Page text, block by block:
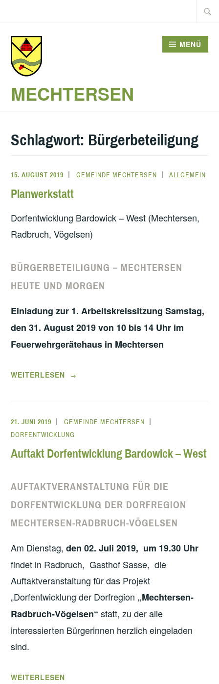
springen
Suche
MECHTERSEN
MENÜ
Schlagwort: Bürgerbeteiligung
15. AUGUST 2019 GEMEINDE MECHTERSEN ALLGEMEIN
Planwerkstatt
Dorfentwicklung Bardowick – West (Mechtersen,
Radbruch, Vögelsen)
BÜRGERBETEILIGUNG – MECHTERSEN
HEUTE UND MORGEN
Einladung zur 1. Arbeitskreissitzung Samstag,
den 31. August 2019 von 10 bis 14 Uhr im
Feuerwehrgerätehaus in Mechtersen
„PLANWERKSTATT“
WEITERLESEN →
21. JUNI 2019
GEMEINDE MECHTERSEN
DORFENTWICKLUNG
Auftakt Dorfentwicklung Bardowick – West
AUFTAKTVERANSTALTUNG FÜR DIE
DORFENTWICKLUNG DER DORFREGION
MECHTERSEN-RADBRUCH-VÖGELSEN
Am Dienstag,den 02. Juli 2019, um 19.30 Uhr
findet in Radbruch, Gasthof Sasse, die
Auftaktveranstaltung für das Projekt
„Dorfentwicklung der Dorfregion „Mechtersen-
Radbruch-Vögelsen“ statt, zu der alle
interessierten Bürgerinnen herzlich eingeladen
sind.
WEITERLESEN